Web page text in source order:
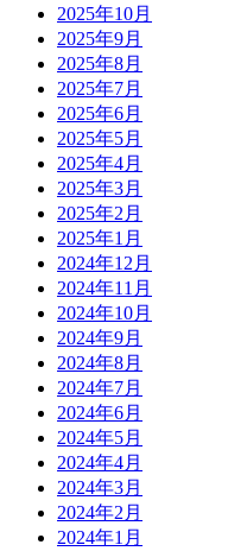
2025年10月
2025年9月
2025年8月
2025年7月
2025年6月
2025年5月
2025年4月
2025年3月
2025年2月
2025年1月
2024年12月
2024年11月
2024年10月
2024年9月
2024年8月
2024年7月
2024年6月
2024年5月
2024年4月
2024年3月
2024年2月
2024年1月